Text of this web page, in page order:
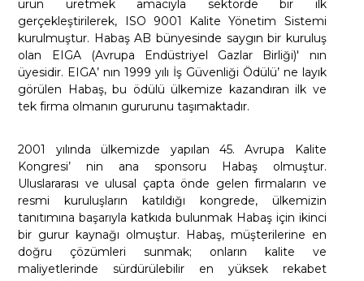
ürün üretmek amacıyla sektörde bir ilk
gerçekleştirilerek, ISO 9001 Kalite Yönetim Sistemi
kurulmuştur. Habaş AB bünyesinde saygın bir kuruluş
olan EIGA (Avrupa Endüstriyel Gazlar Birliği)' nın
üyesidir. EIGA’ nın 1999 yılı İş Güvenliği Ödülü’ ne layık
görülen Habaş, bu ödülü ülkemize kazandıran ilk ve
tek firma olmanın gururunu taşımaktadır.
2001 yılında ülkemizde yapılan 45. Avrupa Kalite
Kongresi’ nin ana sponsoru Habaş olmuştur.
Uluslararası ve ulusal çapta önde gelen firmaların ve
resmi kuruluşların katıldığı kongrede, ülkemizin
tanıtımına başarıyla katkıda bulunmak Habaş için ikinci
bir gurur kaynağı olmuştur. Habaş, müşterilerine en
doğru çözümleri sunmak; onların kalite ve
maliyetlerinde sürdürülebilir en yüksek rekabet